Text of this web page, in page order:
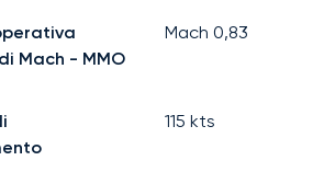
Mach - MMO
Mach0,83
115 kts